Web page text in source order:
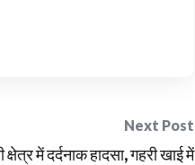
Next Post
में दर्दनाक हादसा, गहरी खाई में